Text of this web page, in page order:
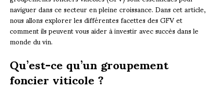
naviguer dans ce secteur en pleine croissance. Dans cet article,
nous allons explorer les différentes facettes des GFV et
comment ils peuvent vous aider à investir avec succès dans le
monde du vin.
Qu’est-ce qu’un groupement
foncier viticole ?